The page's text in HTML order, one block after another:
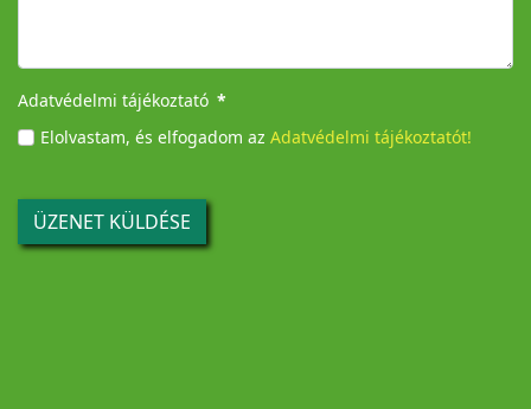
Adatvédelmi tájékoztató *
Elolvastam, és elfogadom az Adatvédelmi tájékoztatót!
ÜZENET KÜLDÉSE